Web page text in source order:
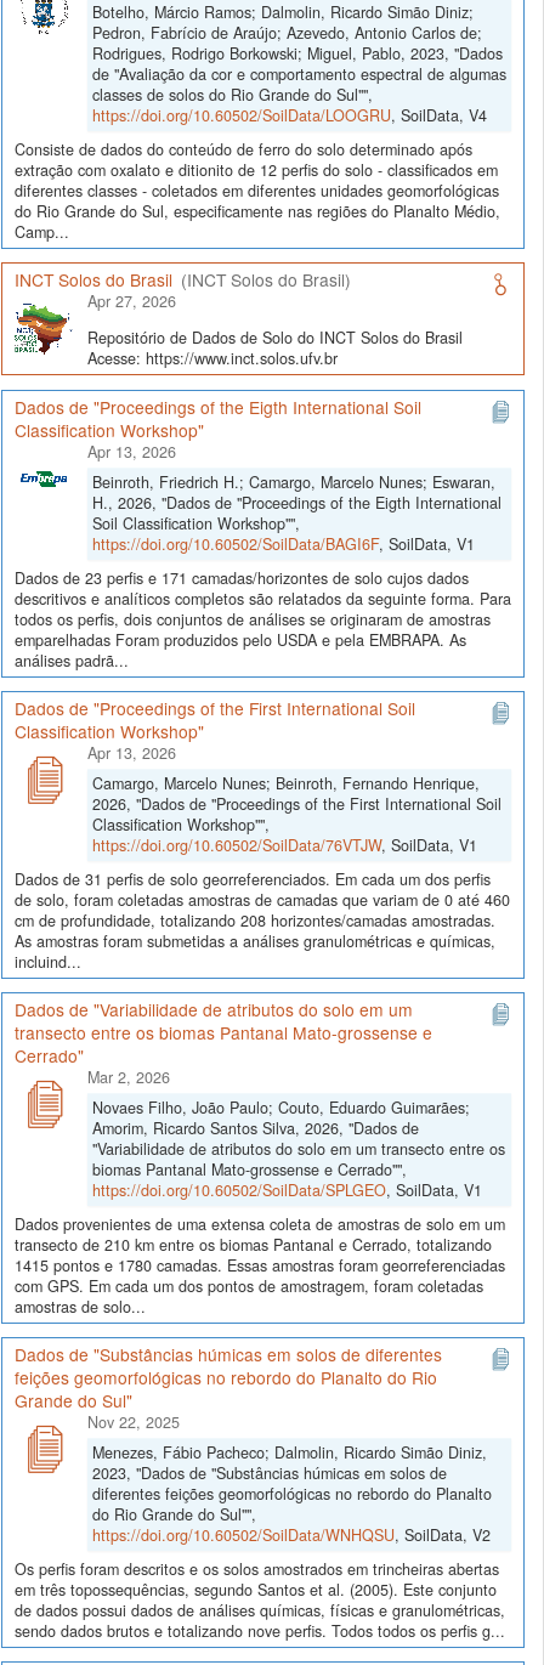
Botelho, Márcio Ramos; Dalmolin, Ricardo Simão Diniz;
Pedron, Fabrício de Araújo; Azevedo, Antonio Carlos de;
Rodrigues, Rodrigo Borkowski; Miguel, Pablo, 2023, "Dados
de "Avaliação da cor e comportamento espectral de algumas
classes de solos do Rio Grande do Sul"",
https://doi.org/10.60502/SoilData/LOOGRU, SoilData, V4
Consiste de dados do conteúdo de ferro do solo determinado após
extração com oxalato e ditionito de 12 perfis do solo - classificados em
diferentes classes - coletados em diferentes unidades geomorfológicas
do Rio Grande do Sul, especificamente nas regiões do Planalto Médio,
Camp...
INCT Solos do Brasil (INCT Solos do Brasil)
Apr 27, 2026
Repositório de Dados de Solo do INCT Solos do Brasil
Acesse: https://www.inct.solos.ufv.br
Dados de "Proceedings of the Eigth International Soil
Classification Workshop"
Apr 13, 2026
Beinroth, Friedrich H.; Camargo, Marcelo Nunes; Eswaran,
H., 2026, "Dados de "Proceedings of the Eigth International
Soil Classification Workshop"",
https://doi.org/10.60502/SoilData/BAGI6F, SoilData, V1
Dados de 23 perfis e 171 camadas/horizontes de solo cujos dados
descritivos e analíticos completos são relatados da seguinte forma. Para
todos os perfis, dois conjuntos de análises se originaram de amostras
emparelhadas Foram produzidos pelo USDA e pela EMBRAPA. As
análises padrã...
Dados de "Proceedings of the First International Soil
Classification Workshop"
Apr 13, 2026
Camargo, Marcelo Nunes; Beinroth, Fernando Henrique,
2026, "Dados de "Proceedings of the First International Soil
Classification Workshop"",
https://doi.org/10.60502/SoilData/76VTJW, SoilData, V1
Dados de 31 perfis de solo georreferenciados. Em cada um dos perfis
de solo, foram coletadas amostras de camadas que variam de 0 até 460
cm de profundidade, totalizando 208 horizontes/camadas amostradas.
As amostras foram submetidas a análises granulométricas e químicas,
incluind...
Dados de "Variabilidade de atributos do solo em um
transecto entre os biomas Pantanal Mato-grossense e
Cerrado"
Mar 2, 2026
Novaes Filho, João Paulo; Couto, Eduardo Guimarães;
Amorim, Ricardo Santos Silva, 2026, "Dados de
"Variabilidade de atributos do solo em um transecto entre os
biomas Pantanal Mato-grossense e Cerrado"",
https://doi.org/10.60502/SoilData/SPLGEO, SoilData, V1
Dados provenientes de uma extensa coleta de amostras de solo em um
transecto de 210 km entre os biomas Pantanal e Cerrado, totalizando
1415 pontos e 1780 camadas. Essas amostras foram georreferenciadas
com GPS. Em cada um dos pontos de amostragem, foram coletadas
amostras de solo...
Dados de "Substâncias húmicas em solos de diferentes
feições geomorfológicas no rebordo do Planalto do Rio
Grande do Sul"
Nov 22, 2025
Menezes, Fábio Pacheco; Dalmolin, Ricardo Simão Diniz,
2023, "Dados de "Substâncias húmicas em solos de
diferentes feições geomorfológicas no rebordo do Planalto
do Rio Grande do Sul"",
https://doi.org/10.60502/SoilData/WNHQSU, SoilData, V2
Os perfis foram descritos e os solos amostrados em trincheiras abertas
em três topossequências, segundo Santos et al. (2005). Este conjunto
de dados possui dados de análises químicas, físicas e granulométricas,
sendo dados brutos e totalizando nove perfis. Todos todos os perfis g...